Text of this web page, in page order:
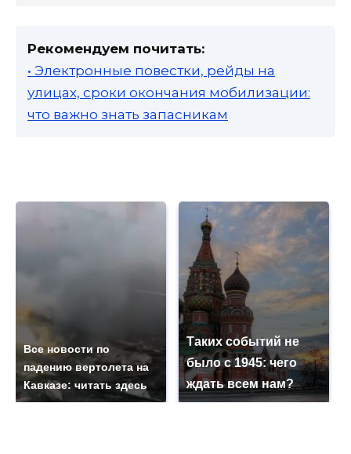
Рекомендуем почитать:
• Электронные повестки, рейды на
улицах, сроки окончания мобилизации:
что важно знать запасникам
Все новости по
падению вертолета на
Кавказе: читать здесь
Таких событий не
было с 1945: чего
ждать всем нам?